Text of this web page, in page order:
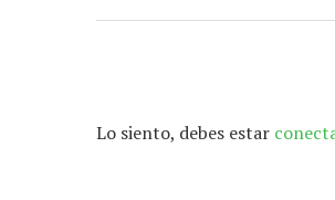
Lo siento, debes estar